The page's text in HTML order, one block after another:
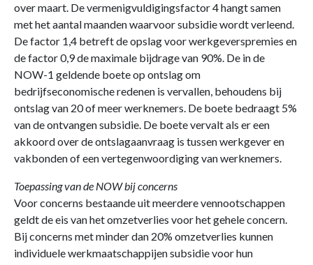
over maart. De vermenigvuldigingsfactor 4 hangt samen
met het aantal maanden waarvoor subsidie wordt verleend.
De factor 1,4 betreft de opslag voor werkgeverspremies en
de factor 0,9 de maximale bijdrage van 90%. De in de
NOW-1 geldende boete op ontslag om
bedrijfseconomische redenen is vervallen, behoudens bij
ontslag van 20 of meer werknemers. De boete bedraagt 5%
van de ontvangen subsidie. De boete vervalt als er een
akkoord over de ontslagaanvraag is tussen werkgever en
vakbonden of een vertegenwoordiging van werknemers.
Toepassing van de NOW bij concerns
Voor concerns bestaande uit meerdere vennootschappen
geldt de eis van het omzetverlies voor het gehele concern.
Bij concerns met minder dan 20% omzetverlies kunnen
individuele werkmaatschappijen subsidie voor hun